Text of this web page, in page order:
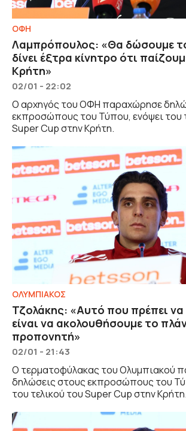
ΟΦΗ
Λαμπρόπουλος: «Θα δώσουμε
δίνει έξτρα κίνητρο ότι
Κρήτη»
02/01 - 22:02
Ο αρχηγός του ΟΦΗ παραχώρησε
εκπροσώπους του Τύπου, ενόψει του
Super Cup στην Κρήτη.
ΟΛΥΜΠΙΑΚΟΣ
Τζολάκης: «Αυτό που πρέπει
είναι να ακολουθήσουμε το
προπονητή»
02/01 - 21:43
Ο τερματοφύλακας του Ολυμπιακού
δηλώσεις στους εκπροσώπους του
του τελικού του Super Cup στην Κρήτη.